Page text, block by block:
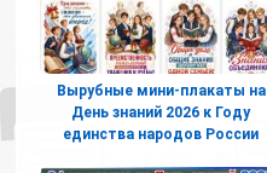
Вырубные мини-плакаты на
День знаний 2026 к Году
единства народов России